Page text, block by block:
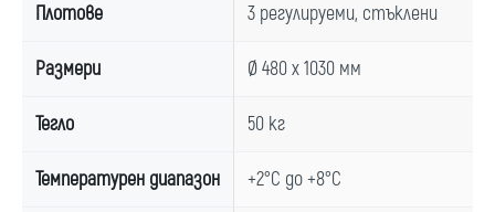
Плотове 3 регулируеми, стъклени
Размери Ø 480 x 1030 мм
Тегло 50 кг
Температурен диапазон +2°C до +8°C